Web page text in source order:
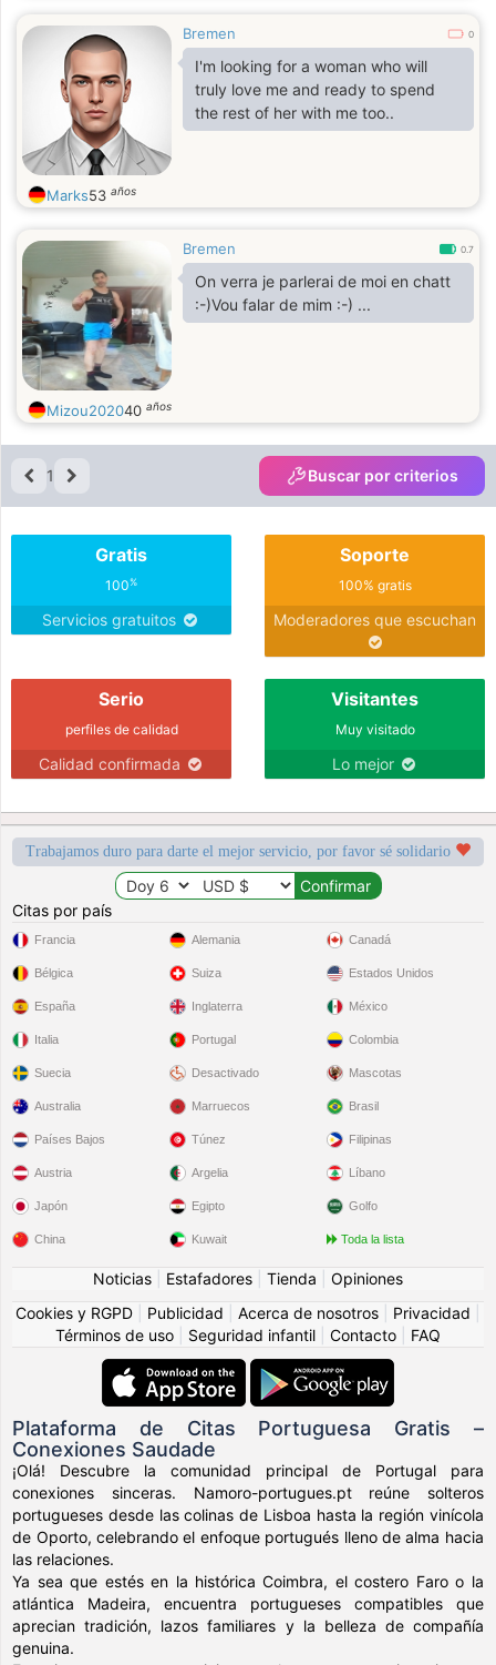
Bremen 0
I'm looking for a woman who will
truly love me and ready to spend
the rest of her with me too..
Marks53 años
Bremen 0.7
On verra je parlerai de moi en chatt
:-)Vou falar de mim :-) ...
Mizou202040 años
1 Buscar por criterios
Gratis
100%
Servicios gratuitos
Soporte
100% gratis
Moderadores que escuchan
Serio
perfiles de calidad
Calidad confirmada
Visitantes
Muy visitado
Lo mejor
Trabajamos duro para darte el mejor servicio, por favor sé solidario
Citas por país
Francia
Bélgica
España
Italia
Suecia
Alemania
Suiza
Inglaterra
Portugal
Desactivado
Canadá
Estados Unidos
México
Colombia
Mascotas
Australia
Países Bajos
Austria
Japón
China
Marruecos
Túnez
Argelia
Egipto
Kuwait
Brasil
Filipinas
Líbano
Golfo
Toda la lista
Noticias Estafadores Tienda
Opiniones
Cookies y RGPD
Publicidad Acerca de nosotros Privacidad
Términos de uso
Seguridad infantil Contacto FAQ
Plataforma de Citas Portuguesa Gratis –
Conexiones Saudade
¡Olá! Descubre la comunidad principal de Portugal para
conexiones sinceras. Namoro-portugues.pt reúne solteros
portugueses desde las colinas de Lisboa hasta la región vinícola
de Oporto, celebrando el enfoque portugués lleno de alma hacia
las relaciones.
Ya sea que estés en la histórica Coimbra, el costero Faro o la
atlántica Madeira, encuentra portugueses compatibles que
aprecian tradición, lazos familiares y la belleza de compañía
genuina.